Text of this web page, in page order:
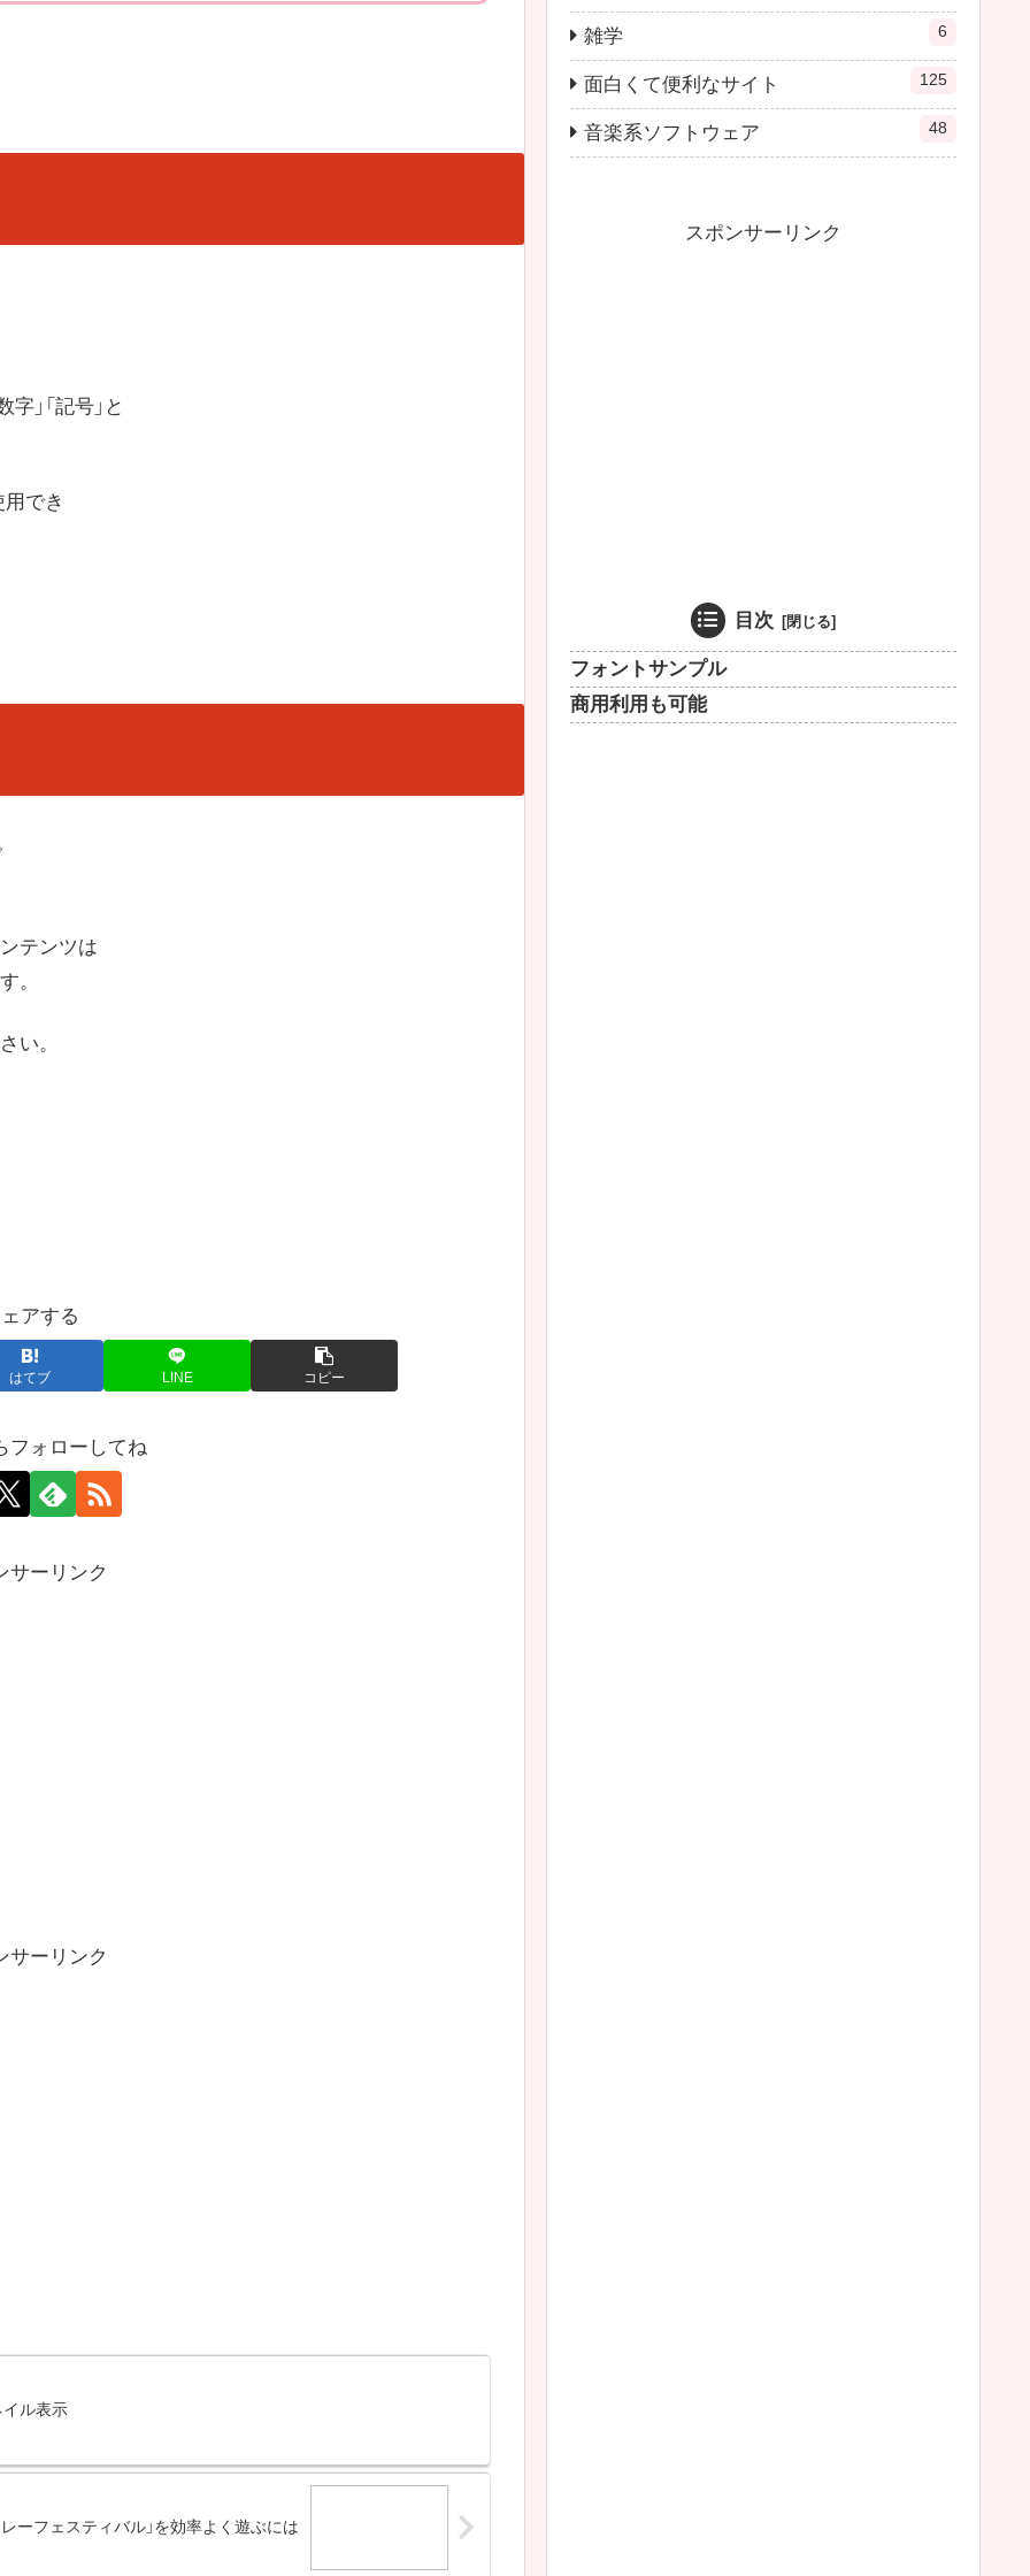
字」「記号」と
でき
テンツは
。
い。
アする
はてブ LINE コピー
フォローしてね
サーリンク
サーリンク
ル表示
ーフェスティバル」を効率よく遊ぶには
雑学 6
面白くて便利なサイト 125
音楽系ソフトウェア 48
スポンサーリンク
目次
フォントサンプル
商用利用も可能